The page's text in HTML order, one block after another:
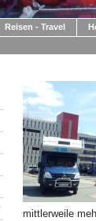
Reisen - Travel
mittlerweile